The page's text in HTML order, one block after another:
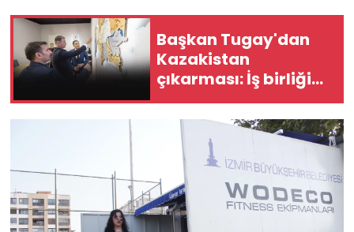
Başkan Tugay'dan
Kazakistan
çıkarması: İş birliği
masada